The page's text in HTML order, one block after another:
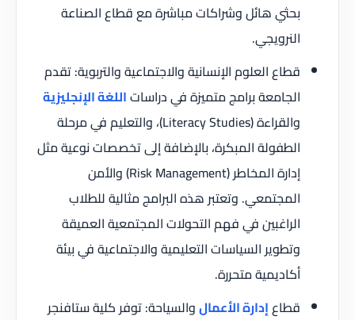
بحثي هائل وشراكات مباشرة مع قطاع الصناعة
النرويجي.
قطاع العلوم الإنسانية والاجتماعية والتربوية: تقدم
الجامعة برامج متميزة في دراساتاللغة الإنجليزية
والقراءة (Literacy Studies)، والتعليم في مرحلة
الطفولة المبكرة، بالإضافة إلى تخصصات نوعية مثل
إدارة المخاطر (Risk Management) والأمن
المجتمعي. وتعتبر هذه البرامج مثالية للطلاب
الراغبين في فهم التحولات المجتمعية العميقة
وتطوير السياسات التعليمية والاجتماعية في بيئة
أكاديمية متحررة.
قطاعإدارة الأعمالوالسياحة: توفر كلية ستافنجر